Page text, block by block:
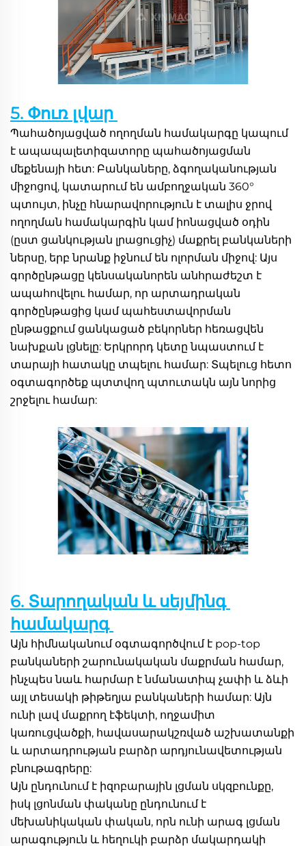
5. Փուռ լվար
Պահածոյացված ողողման համակարգը կապում
է ապապալետիզատորը պահածոյացման
մեքենայի հետ: Բանկաները, ձգողականության
միջոցով, կատարում են ամբողջական 360°
պտույտ, ինչը հնարավորություն է տալիս ջրով
ողողման համակարգին կամ իոնացված օդին
(ըստ ցանկության լրացուցիչ) մաքրել բանկաների
ներսը, երբ նրանք իջնում են ոլորման միջով: Այս
գործընթացը կենսականորեն անհրաժեշտ է
ապահովելու համար, որ արտադրական
գործընթացից կամ պահեստավորման
ընթացքում ցանկացած բեկորներ հեռացվեն
նախքան լցնելը: Երկրորդ կետը նպաստում է
տարայի հատակը տպելու համար: Տպելուց հետո
օգտագործեք պտտվող պտուտակն այն նորից
շրջելու համար:
6. Տարողական և սեյմինգ
համակարգ
Այն հիմնականում օգտագործվում է pop-top
բանկաների շարունակական մաքրման համար,
ինչպես նաև հարմար է նմանատիպ չափի և ձևի
այլ տեսակի թիթեղյա բանկաների համար: Այն
ունի լավ մաքրող էֆեկտի, ողջամիտ
կառուցվածքի, հավասարակշռված աշխատանքի
և արտադրության բարձր արդյունավետության
բնութագրերը:
Այն ընդունում է իզոբարային լցման սկզբունքը,
իսկ լցոնման փականը ընդունում է
մեխանիկական փական, որն ունի արագ լցման
արագություն և հեղուկի բարձր մակարդակի